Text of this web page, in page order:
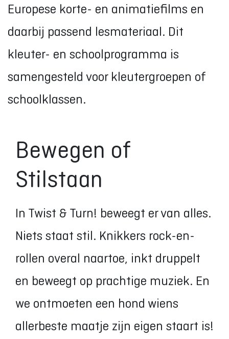
Europese korte- en animatiefilms en
daarbij passend lesmateriaal. Dit
kleuter- en schoolprogramma is
samengesteld voor kleutergroepen of
schoolklassen.
Bewegen of
Stilstaan
In Twist & Turn! beweegt er van alles.
Niets staat stil. Knikkers rock-en-
rollen overal naartoe, inkt druppelt
en beweegt op prachtige muziek. En
we ontmoeten een hond wiens
allerbeste maatje zijn eigen staart is!